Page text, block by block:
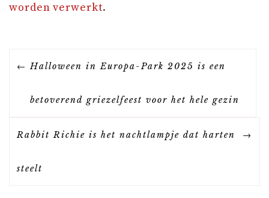
worden verwerkt.
B
R
Halloween in Europa-Park 2025 is een
betoverend griezelfeest voor het hele gezin
Rabbit Richie is het nachtlampje dat harten
steelt